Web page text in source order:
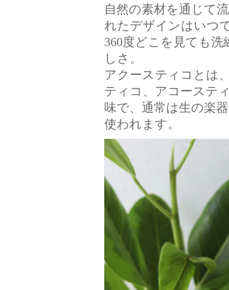
自然の素材を通じて
れたデザインはいつ
360度どこを見ても
しさ。
アクースティコとは
ティコ、アコーステ
味で、通常は生の楽
使われます。